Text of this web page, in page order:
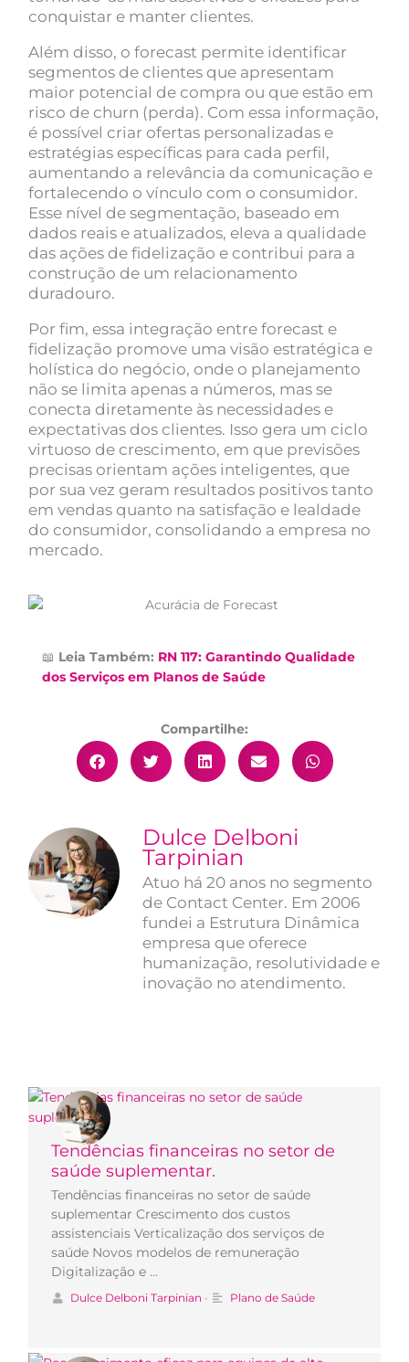
conquistar e manter clientes.
Além disso, o forecast permite identificar
segmentos de clientes que apresentam
maior potencial de compra ou que estão em
risco de churn (perda). Com essa informação,
é possível criar ofertas personalizadas e
estratégias específicas para cada perfil,
aumentando a relevância da comunicação e
fortalecendo o vínculo com o consumidor.
Esse nível de segmentação, baseado em
dados reais e atualizados, eleva a qualidade
das ações de fidelização e contribui para a
construção de um relacionamento
duradouro.
Por fim, essa integração entre forecast e
fidelização promove uma visão estratégica e
holística do negócio, onde o planejamento
não se limita apenas a números, mas se
conecta diretamente às necessidades e
expectativas dos clientes. Isso gera um ciclo
virtuoso de crescimento, em que previsões
precisas orientam ações inteligentes, que
por sua vez geram resultados positivos tanto
em vendas quanto na satisfação e lealdade
do consumidor, consolidando a empresa no
mercado.
📖 Leia Também: RN 117: Garantindo Qualidade
dos Serviços em Planos de Saúde
Compartilhe:
Dulce Delboni
Tarpinian
Atuo há 20 anos no segmento
de Contact Center. Em 2006
fundei a Estrutura Dinâmica
empresa que oferece
humanização, resolutividade e
inovação no atendimento.
Tendências financeiras no setor de
saúde suplementar.
Tendências financeiras no setor de saúde
suplementar Crescimento dos custos
assistenciais Verticalização dos serviços de
saúde Novos modelos de remuneração
Digitalização e …
Dulce Delboni Tarpinian • Plano de Saúde